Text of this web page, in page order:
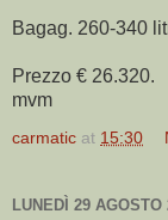
Bagag. 260-340
Prezzo € 26.320.
mvm
carmatic at 15:30
LUNEDÌ 29 AGOSTO